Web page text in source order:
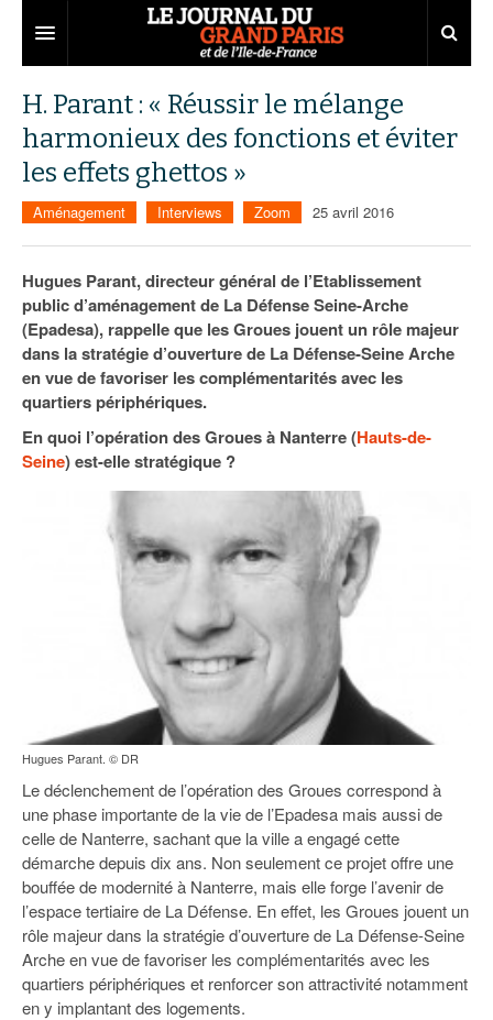
Territoires
Aménagement
Collectivités
Services urbains
Entreprises
Développement économique
Attractivité
Innovation
Transport
Marchés publics
Départements
77
78
91
Nominations
Portraits
Agenda
Les Assises du Grand Paris
Éditions précédentes
Le podcast
Ecouter les épisodes
Lire les résumés
H. Parant : « Réussir le mélange
harmonieux des fonctions et éviter
les effets ghettos »
Aménagement Interviews Zoom 25 avril 2016
Hugues Parant, directeur général de l’Etablissement
public d’aménagement de La Défense Seine-Arche
(Epadesa), rappelle que les Groues jouent un rôle majeur
dans la stratégie d’ouverture de La Défense-Seine Arche
en vue de favoriser les complémentarités avec les
quartiers périphériques.
En quoi l’opération des Groues à Nanterre (Hauts-de-
Seine) est-elle stratégique ?
Hugues Parant. © DR
Le déclenchement de l’opération des Groues correspond à
une phase importante de la vie de l’Epadesa mais aussi de
celle de Nanterre, sachant que la ville a engagé cette
démarche depuis dix ans. Non seulement ce projet offre une
bouffée de modernité à Nanterre, mais elle forge l’avenir de
l’espace tertiaire de La Défense. En effet, les Groues jouent un
rôle majeur dans la stratégie d’ouverture de La Défense-Seine
Arche en vue de favoriser les complémentarités avec les
quartiers périphériques et renforcer son attractivité notamment
en y implantant des logements.